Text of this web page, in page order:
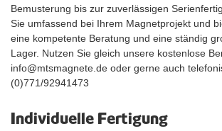
Bemusterung bis zur zuverlässigen
Sie umfassend bei Ihrem Magnetprojekt und
eine kompetente Beratung und eine ständig
Lager. Nutzen Sie gleich unsere kostenlose
info@mtsmagnete.de oder gerne auch
(0)771/92941473
Individuelle Fertigung